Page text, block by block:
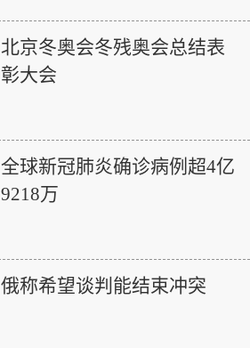
北京冬奥会冬残奥会总结表
彰大会
全球新冠肺炎确诊病例超4亿
9218万
俄称希望谈判能结束冲突